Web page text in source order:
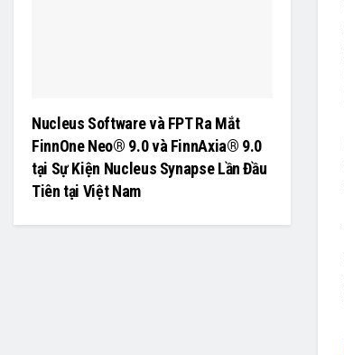
Nucleus Software và FPT Ra Mắt
FinnOne Neo® 9.0 và FinnAxia® 9.0
tại Sự Kiện Nucleus Synapse Lần Đầu
Tiên tại Việt Nam